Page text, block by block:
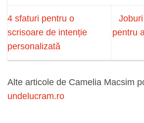
4 sfaturi pentru o
scrisoare de intenție
personalizată
pentru
Alte articole de Camelia Macsim
undelucram.ro